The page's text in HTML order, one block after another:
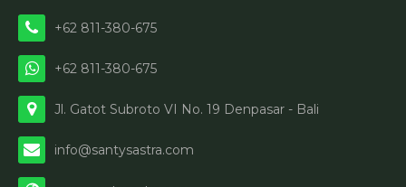
+62 811-380-675
+62 811-380-675
Jl. Gatot Subroto VI No. 19 Denpasar - Bali
info@santysastra.com